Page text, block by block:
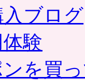
ブログ
験
を買